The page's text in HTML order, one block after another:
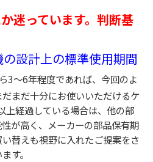
迷っています。判断基
設計上の標準使用期間
3〜6年程度であれば、今回のよ
まだ十分にお使いいただけるケ
上経過している場合は、他の部
が高く、メーカーの部品保有期
替えも視野に入れたご提案をさ
す。